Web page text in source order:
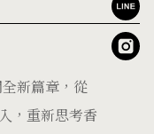
新篇章，從
，重新思考香